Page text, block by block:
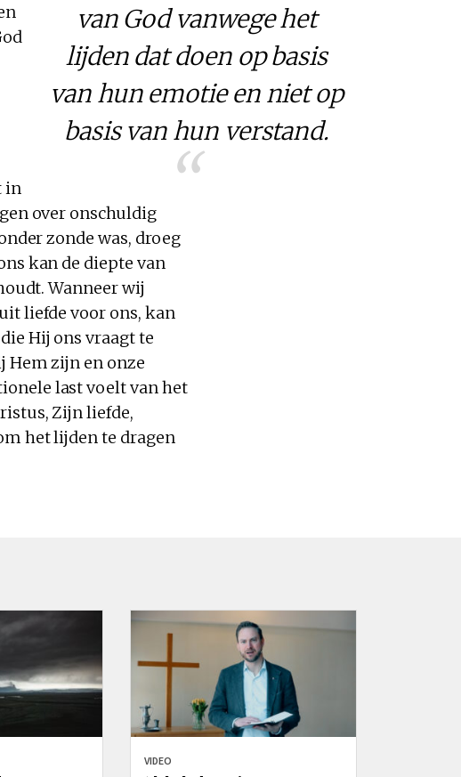
van God vanwege het
lijden dat doen op basis
van hun emotie en niet op
basis van hun verstand.
in
over onschuldig
zonde was, droeg
kan de diepte van
Wanneer wij
liefde voor ons, kan
Hij ons vraagt te
Hem zijn en onze
last voelt van het
Zijn liefde,
het lijden te dragen
VIDEO